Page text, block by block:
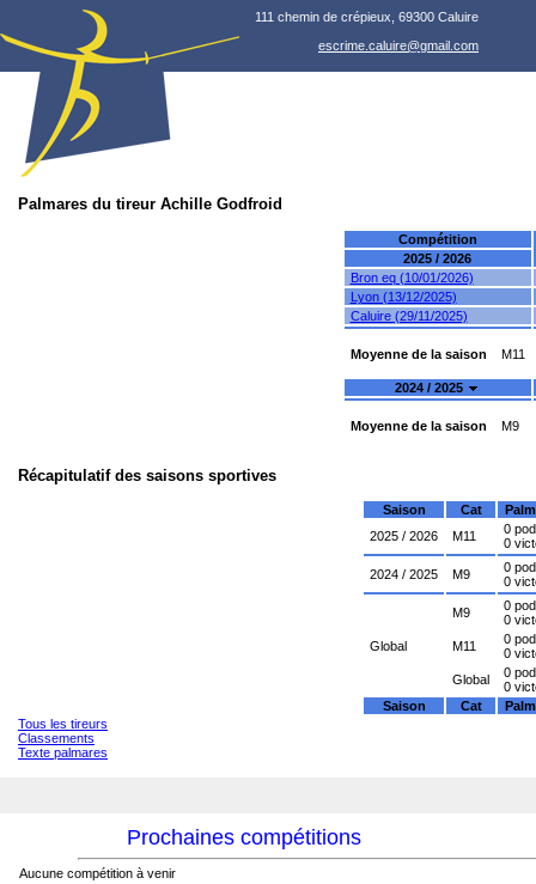
111 chemin de crépieux, 69300 Caluire
escrime.caluire@gmail.com
Palmares du tireur Achille Godfroid
Compétition
2025 / 2026
Bron eq (10/01/2026)
Lyon (13/12/2025)
Caluire (29/11/2025)
Moyenne de la saison M11
2024 / 2025
Moyenne de la saison M9
Récapitulatif des saisons sportives
Saison Cat
2025 / 2026
M11
0
0
2024 / 2025 M9
0
0
Global
M9
0
0
M11
0
0
Global
0
0
Saison
Cat
Tous les tireurs
Classements
Texte palmares
Prochaines compétitions
Aucune compétition à venir